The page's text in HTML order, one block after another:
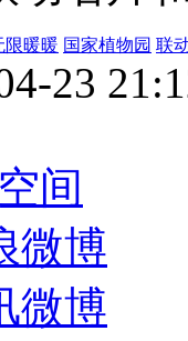
限暖暖 国家植物园 联
23
间
微博
微博